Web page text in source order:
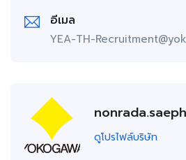
อีเมล
YEA-TH-
ดูโปรไฟล์บริษัท